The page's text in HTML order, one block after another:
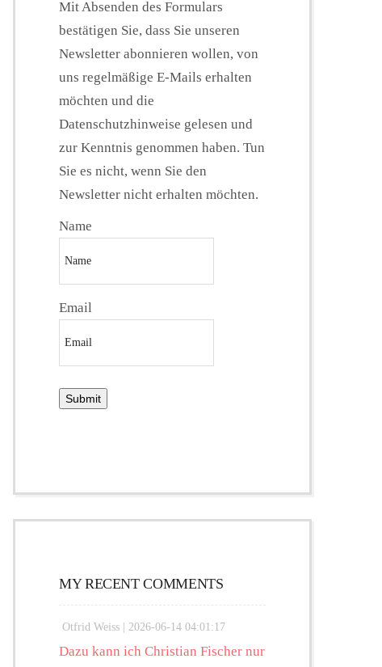
Mit Absenden des Formulars
bestätigen Sie, dass Sie unseren
Newsletter abonnieren wollen, von
uns regelmäßige E-Mails erhalten
möchten und die
Datenschutzhinweise gelesen und
zur Kenntnis genommen haben. Tun
Sie es nicht, wenn Sie den
Newsletter nicht erhalten möchten.
Name
Email
MY RECENT COMMENTS
Otfrid Weiss | 2026-06-14 04:01:17
Dazu kann ich Christian Fischer nur